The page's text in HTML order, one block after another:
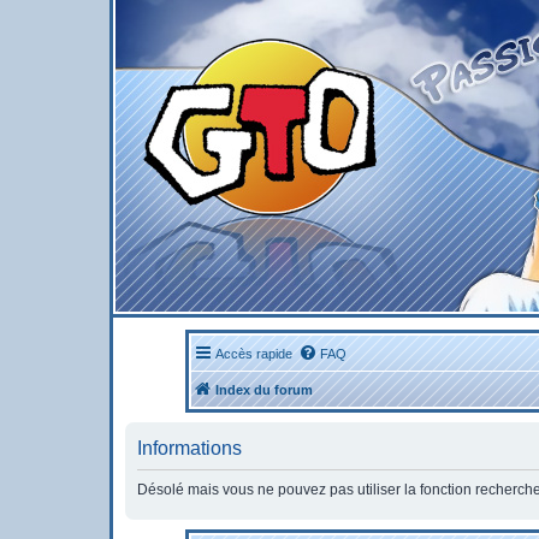
Accès rapide FAQ
Index du forum
Informations
Désolé mais vous ne pouvez pas utiliser la fonction